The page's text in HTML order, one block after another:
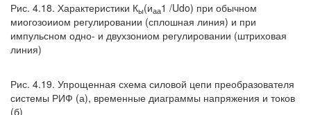
Рис. 4.18. Характеристики Кы(иаа1 /Udo) при обычном
миогозоииом регулировании (сплошная линия) и при
импульсном одно- и двухзониом регулировании (штриховая
линия)
Рис. 4.19. Упрощенная схема силовой цепи преобразователя
системы РИФ (а), временные диаграммы напряжения и токов
(б)